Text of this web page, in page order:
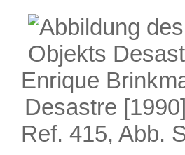
Enrique
Desastre [1990]
Ref. 415, Abb.